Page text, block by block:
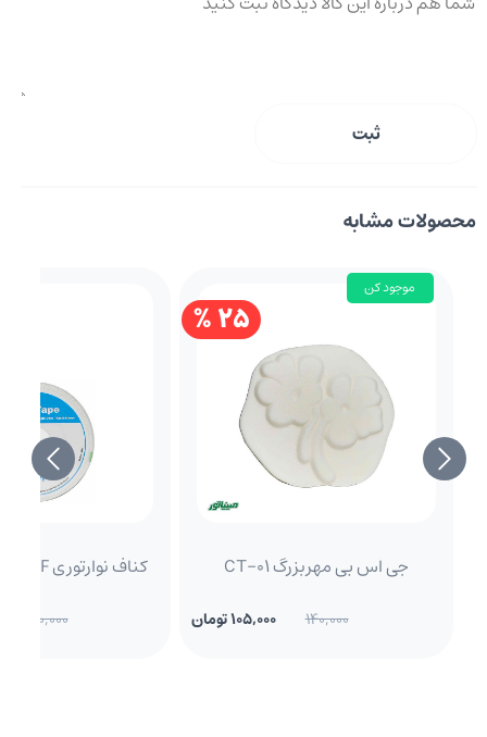
ثبت
محصولات مشابه
25 %
موجود کن
جی اس بی مهربزرگ CT-01
140,000 105,000 تومان
کناف نوارتوری KNAUF (عددی24)
400,000